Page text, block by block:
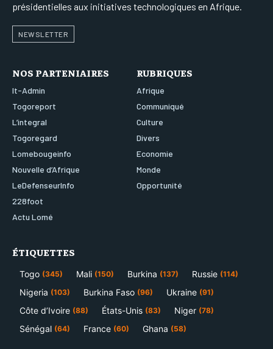
présidentielles aux initiatives technologiques en Afrique.
NEWSLETTER
NOS PARTENIAIRES
It-Admin
Togoreport
L’integral
Togoregard
Lomebougeinfo
Nouvelle d’Afrique
LeDefenseurInfo
228foot
Actu Lomé
RUBRIQUES
Afrique
Communiqué
Culture
Divers
Economie
Monde
Opportunité
ÉTIQUETTES
Togo (345) Mali (150) Burkina (137) Russie (114)
Nigeria (103) Burkina Faso (96) Ukraine (91)
Côte d’Ivoire (88) États-Unis (83) Niger (78)
Sénégal (64) France (60) Ghana (58)